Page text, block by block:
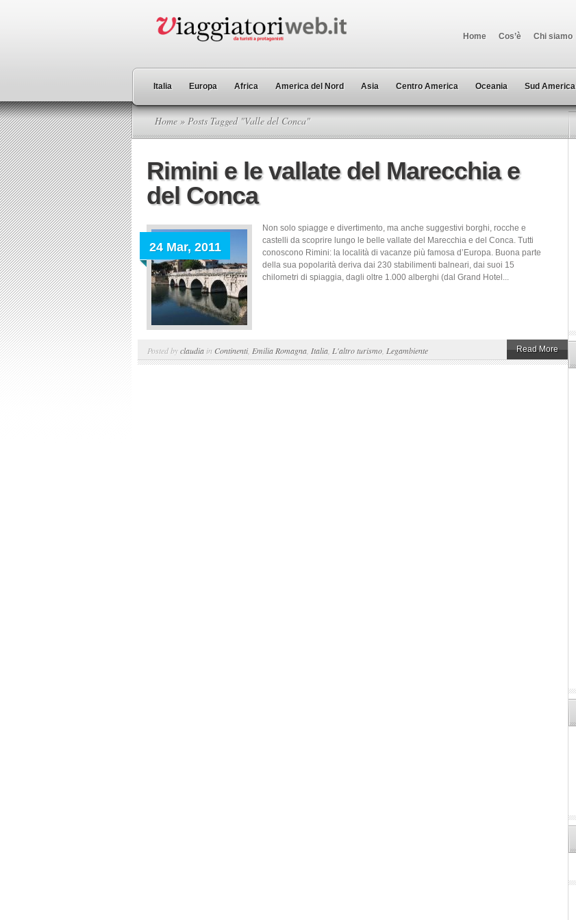
Home Cos’è Chi siamo
Italia Europa Africa America del Nord Asia Centro America Oceania Sud America
Home » Posts Tagged "Valle del Conca"
Rimini e le vallate del Marecchia e
del Conca
24 Mar, 2011
Non solo spiagge e divertimento, ma anche suggestivi borghi, rocche e
castelli da scoprire lungo le belle vallate del Marecchia e del Conca. Tutti
conoscono Rimini: la località di vacanze più famosa d’Europa. Buona parte
della sua popolarità deriva dai 230 stabilimenti balneari, dai suoi 15
chilometri di spiaggia, dagli oltre 1.000 alberghi (dal Grand Hotel...
Posted byclaudia in Continenti, Emilia Romagna Italia L'altro turismo Legambiente Read More